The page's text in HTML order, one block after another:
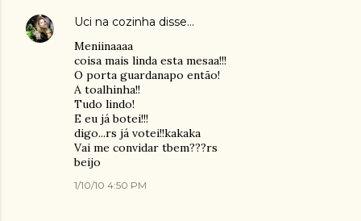
Uci na cozinha disse…
Meniinaaaa
coisa mais linda esta mesaa!!!
O porta guardanapo então!
A toalhinha!!
Tudo lindo!
E eu já botei!!!
digo...rs já votei!!kakaka
Vai me convidar tbem???rs
beijo
1/10/10 4:50 PM